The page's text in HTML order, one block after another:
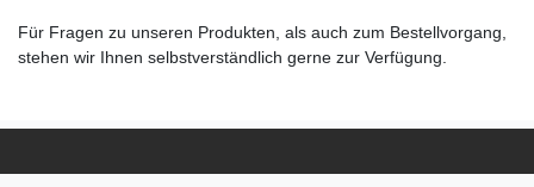
Für Fragen zu unseren Produkten, als auch zum Bestellvorgang,
stehen wir Ihnen selbstverständlich gerne zur Verfügung.